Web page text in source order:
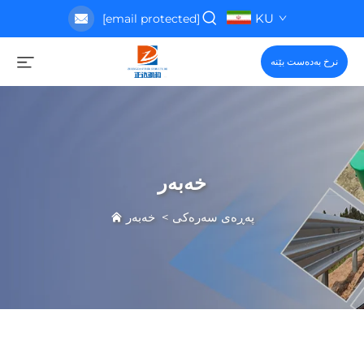
[email protected] KU
نرخ بەدەست بێنە
خەبەر
پەڕەی سەرەکی > خەبەر